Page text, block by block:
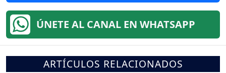
ÚNETE AL CANAL EN WHATSAPP
ARTÍCULOS RELACIONADOS